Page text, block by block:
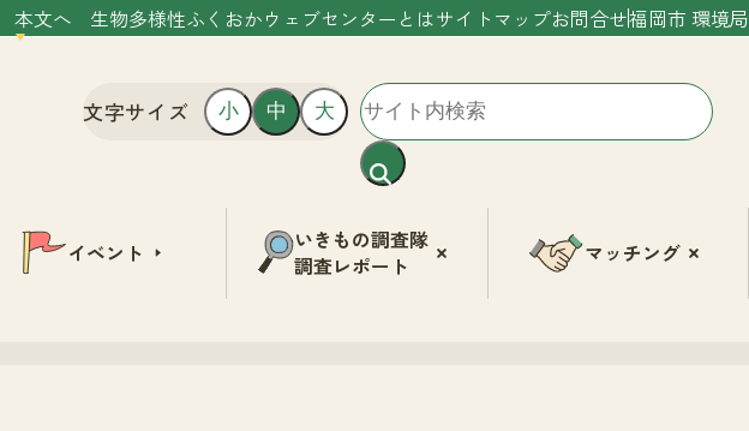
本文へ 生物多様性ふくおかウェブセンターとはサイトマップお問合せ福岡市 環境局
文字サイズ 小 中 大
イベント
いきもの調査隊
調査レポート
マッチング